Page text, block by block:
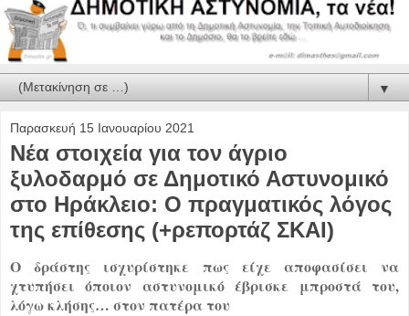
▼
Παρασκευή 15 Ιανουαρίου 2021
Νέα στοιχεία για τον άγριο
ξυλοδαρμό σε Δημοτικό Αστυνομικό
στο Ηράκλειο: Ο πραγματικός λόγος
της επίθεσης (+ρεπορτάζ ΣΚΑΙ)
Ο δράστης ισχυρίστηκε πως είχε αποφασίσει να
χτυπήσει όποιον αστυνομικό έβρισκε μπροστά του,
λόγω κλήσης… στον πατέρα του